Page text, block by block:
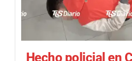
Hecho policial en